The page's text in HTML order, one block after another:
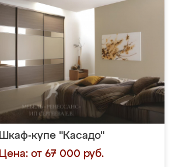
Шкаф-купе "Касадо"
Цена: от 67 000 руб.